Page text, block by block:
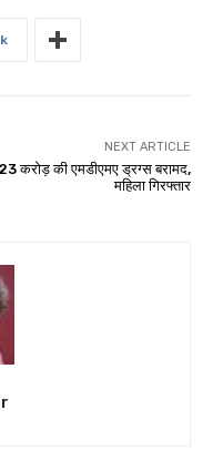
NEXT ARTICLE
करोड़ की एमडीएमए ड्रग्स बरामद,
महिला गिरफ्तार